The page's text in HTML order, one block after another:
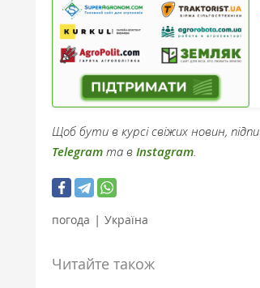
Щоб бути в курсі свіжих новин,
Telegram та в Instagram
погода | Україна
Читайте також